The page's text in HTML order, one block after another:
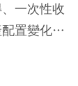
一次性收
配置變化…